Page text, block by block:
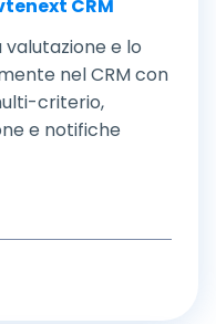
CRM
e lo
nel CRM con
criterio,
e notifiche